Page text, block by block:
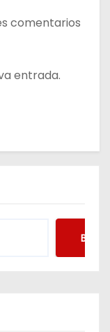
comentarios
entrada.